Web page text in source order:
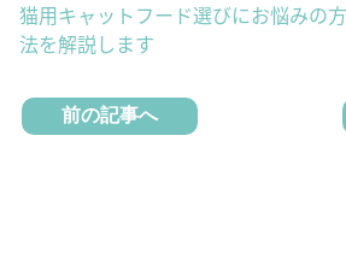
猫用キャットフード選びにお悩みの
法を解説します
前の記事へ